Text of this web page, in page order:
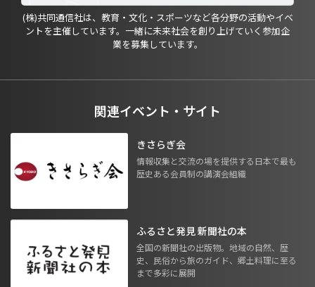
(株)共同通信社は、教育・文化・スポーツなど各分野の活動やイベ
ントを主催しています。一緒に未来社会を創り上げていく参加企
業を募集しています。
関連イベント・サイト
きさらぎ会
情報収集と交流の場を提供する日本で最も
歴史ある会員制の講演会組織
ふるさと発見 新聞社の本
全国の新聞社の出版物。地域の自然、歴
史、民俗から旅のガイド、郷土料理に至る
まで多彩に展開